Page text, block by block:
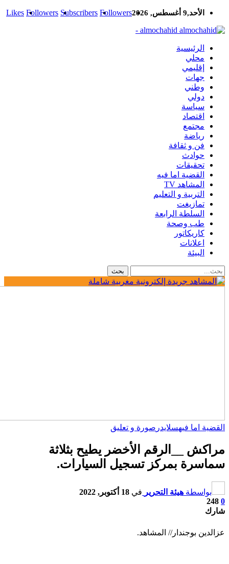
Likes Followers Subscribers Followers الأحد,9 أغسطس, 2026
almochahid -
الرئيسية
محلي
إقليمي
جهات
وطني
دولي
سياسة
اقتصاد
مجتمع
رياضة
فن و ثقافة
حوادث
تحقيقات
القضية اما فيه
المشاهد TV
التربية و التعليم
تمازيغت
السلطة الرابعة
طب وصحة
كاريكاتور
اعلانات
البيئة
القضية اما فيهسلايدر صورة و تعليق
مراكش __الرقم الأخضر يطيح بثلاثة
سماسرة بمركز تسجيل السيارات.
بواسطة هيئة التحرير في 18 أكتوبر, 2022
0
248
شارك
عزالدين بوجندار// المشاهد.